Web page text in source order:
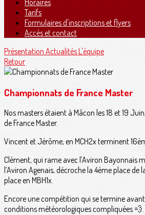
Horaires
Tarifs
Formulaires d'inscriptions et flyers
Accès et contact
Présentation ActualitésL'équipe
Retour
Championnats de France Master
Nos masters étaient à Mâcon les 18 et 19
de France Master.
Vincent et Jérôme, en MCH2x terminent
Clément, qui rame avec l’Aviron Bayonnais
l’Aviron Agenais, décroche la 4ème place de
place en MBH1x.
Encore une compétition qui se termine
conditions météorologiques compliquées 💨.